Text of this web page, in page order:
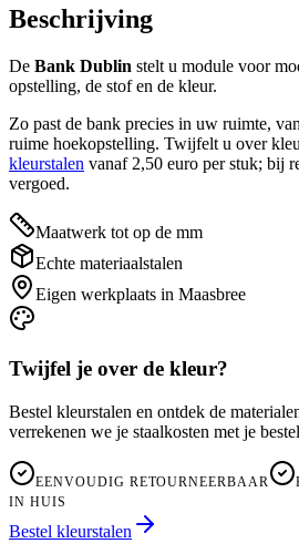
Beschrijving
De Bank Dublin stelt u module voor
opstelling, de stof en de kleur.
Zo past de bank precies in uw ruimte,
ruime hoekopstelling. Twijfelt u over
kleurstalen vanaf 2,50 euro per stuk; bij
vergoed.
Maatwerk tot op de mm
Echte materiaalstalen
Eigen werkplaats in Maasbree
Twijfel je over de kleur?
Bestel kleurstalen en ontdek de
verrekenen we je staalkosten met je
EENVOUDIG RETOURNEERBAAR
IN HUIS
Bestel kleurstalen